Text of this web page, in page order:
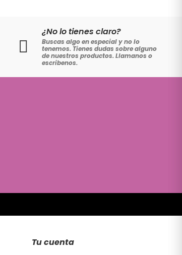
¿No lo tienes claro?
Buscas algo en especial y no lo
tenemos. Tienes dudas sobre alguno
de nuestros productos. Llamanos o
escribenos.
Tu cuenta